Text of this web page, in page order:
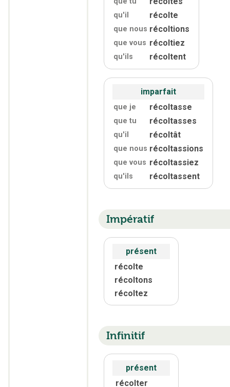
qu'il récolte
que nous récoltions
que vous récoltiez
qu'ils récoltent
imparfait
que je récoltasse
que tu récoltasses
qu'il récoltât
que nous récoltassions
que vous récoltassiez
qu'ils récoltassent
Impératif
présent
récolte
récoltons
récoltez
Infinitif
présent
récolter